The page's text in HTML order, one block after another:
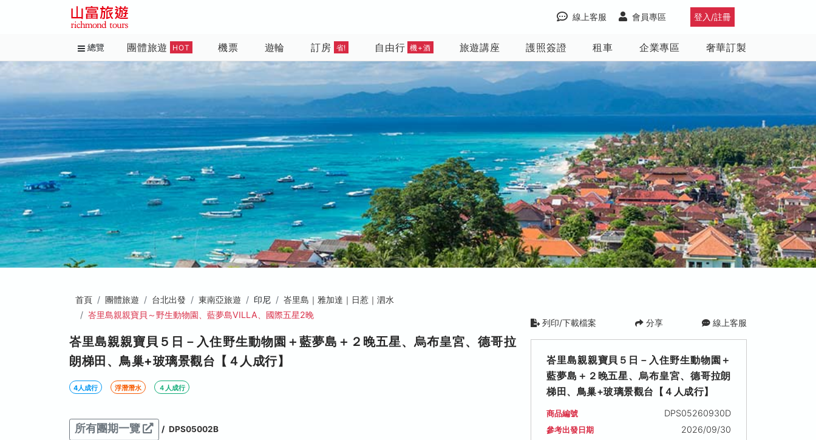
登入/註冊
會員專區
線上客服
總覽 團體旅遊 HOT 機票 遊輪 訂房 省! 自由行 機+酒 旅遊講座 護照簽證 租車 企業專區 奢華訂製
首頁 團體旅遊 台北出發 東南亞旅遊 印尼
峇里島｜雅加達｜日惹｜泗水
峇里島親親寶貝～野生動物園、藍夢島VILLA、國際五星2晚
峇里島親親寶貝５日－入住野生動物園＋藍夢島＋２晚五星、烏布皇宮、德哥拉
朗梯田、鳥巢+玻璃景觀台【４人成行】
4人成行 浮潛潛水 ４人成行
所有團期一覽 / DPS05002B
列印/下載檔案 分享 線上客服
峇里島親親寶貝５日－入住野生動物園＋
藍夢島＋２晚五星、烏布皇宮、德哥拉朗
梯田、鳥巢+玻璃景觀台【４人成行】
商品編號 DPS05260930D
參考出發日期 2026/09/30